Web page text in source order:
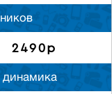
2490р
динамика